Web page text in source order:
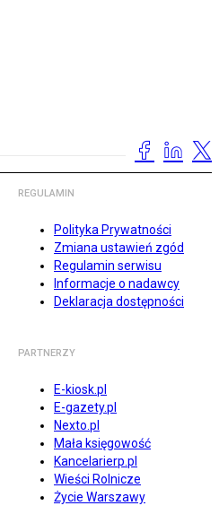
REGULAMIN
Polityka Prywatności
Zmiana ustawień zgód
Regulamin serwisu
Informacje o nadawcy
Deklaracja dostępności
PARTNERZY
E-kiosk.pl
E-gazety.pl
Nexto.pl
Mała księgowość
Kancelarierp.pl
Wieści Rolnicze
Życie Warszawy